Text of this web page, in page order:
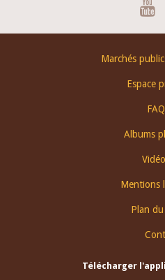
Marchés
Espace
FAQ
Albums
Mentions
Plan
Télécharger